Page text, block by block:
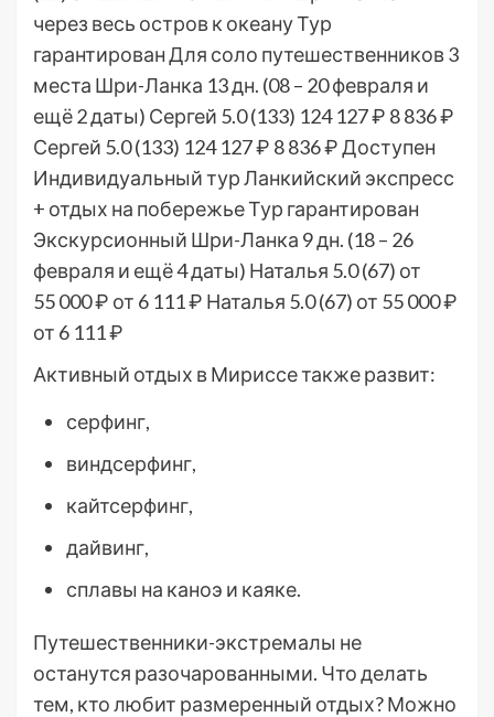
через весь остров к океану Тур
гарантирован Для соло путешественников 3
места Шри-Ланка 13 дн. (08 – 20 февраля и
ещё 2 даты) Сергей 5.0(133) 124 127 ₽ 8 836 ₽
Сергей 5.0(133) 124 127 ₽ 8 836 ₽Доступен
Индивидуальный турЛанкийский экспресс
+ отдых на побережье Тур гарантирован
Экскурсионный Шри-Ланка 9 дн. (18 – 26
февраля и ещё 4 даты) Наталья 5.0(67) от
55 000 ₽ от 6 111 ₽ Наталья 5.0(67) от 55 000 ₽
от 6 111 ₽
Активный отдых в Мириссе также развит:
серфинг,
виндсерфинг,
кайтсерфинг,
дайвинг,
сплавы на каноэ и каяке.
Путешественники-экстремалы не
останутся разочарованными. Что делать
тем, кто любит размеренный отдых? Можно